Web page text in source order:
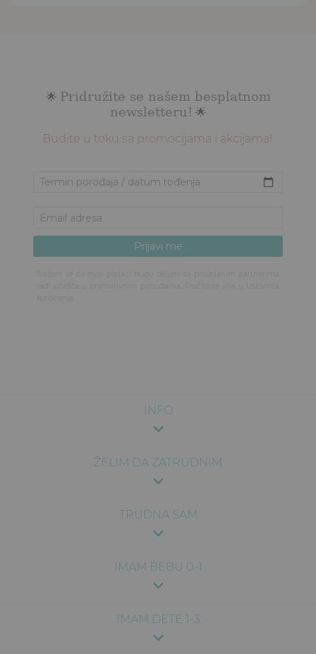
INFO
ŽELIM DA ZATRUDNIM
TRUDNA SAM
IMAM BEBU 0-1
IMAM DETE 1-3
🌟 Pridružite se našem besplatnom
newsletteru! 🌟
Budite u toku sa promocijama i akcijama!